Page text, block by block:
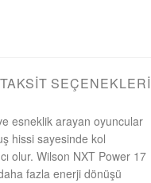
TAKSIT SEÇENEKLERI
esneklik arayan oyuncular
hissi sayesinde kol
olur. Wilson NXT Power 17
fazla enerji dönüşü